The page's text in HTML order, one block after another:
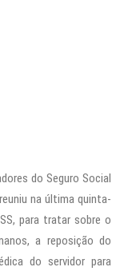
do Seguro Social
na última quinta-
para tratar sobre o
a reposição do
do servidor para